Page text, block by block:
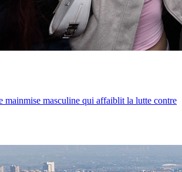
mainmise masculine qui affaiblit la lutte contre